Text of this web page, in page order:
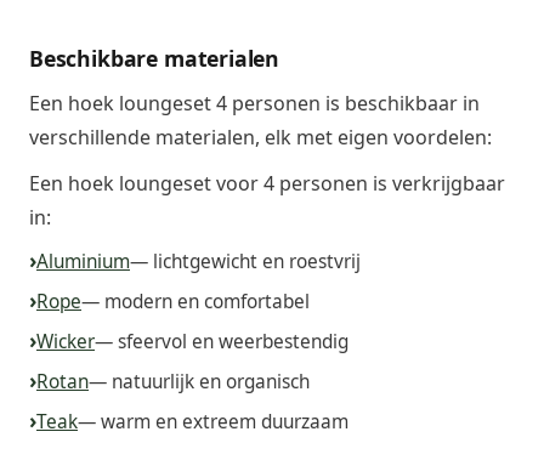
Beschikbare materialen
Een hoek loungeset 4 personen is beschikbaar in
verschillende materialen, elk met eigen voordelen:
Een hoek loungeset voor 4 personen is verkrijgbaar
in:
Aluminium— lichtgewicht en roestvrij
Rope— modern en comfortabel
Wicker— sfeervol en weerbestendig
Rotan— natuurlijk en organisch
Teak— warm en extreem duurzaam